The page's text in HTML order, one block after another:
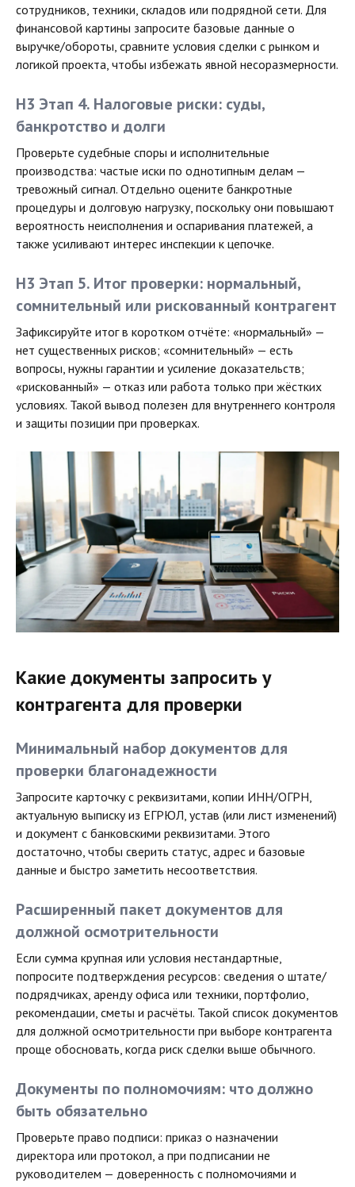
сотрудников, техники, складов или подрядной сети. Для
финансовой картины запросите базовые данные о
выручке/обороты, сравните условия сделки с рынком и
логикой проекта, чтобы избежать явной несоразмерности.
H3 Этап 4. Налоговые риски: суды,
банкротство и долги
Проверьте судебные споры и исполнительные
производства: частые иски по однотипным делам —
тревожный сигнал. Отдельно оцените банкротные
процедуры и долговую нагрузку, поскольку они повышают
вероятность неисполнения и оспаривания платежей, а
также усиливают интерес инспекции к цепочке.
H3 Этап 5. Итог проверки: нормальный,
сомнительный или рискованный контрагент
Зафиксируйте итог в коротком отчёте: «нормальный» —
нет существенных рисков; «сомнительный» — есть
вопросы, нужны гарантии и усиление доказательств;
«рискованный» — отказ или работа только при жёстких
условиях. Такой вывод полезен для внутреннего контроля
и защиты позиции при проверках.
Какие документы запросить у
контрагента для проверки
Минимальный набор документов для
проверки благонадежности
Запросите карточку с реквизитами, копии ИНН/ОГРН,
актуальную выписку из ЕГРЮЛ, устав (или лист изменений)
и документ с банковскими реквизитами. Этого
достаточно, чтобы сверить статус, адрес и базовые
данные и быстро заметить несоответствия.
Расширенный пакет документов для
должной осмотрительности
Если сумма крупная или условия нестандартные,
попросите подтверждения ресурсов: сведения о штате/
подрядчиках, аренду офиса или техники, портфолио,
рекомендации, сметы и расчёты. Такой список документов
для должной осмотрительности при выборе контрагента
проще обосновать, когда риск сделки выше обычного.
Документы по полномочиям: что должно
быть обязательно
Проверьте право подписи: приказ о назначении
директора или протокол, а при подписании не
руководителем — доверенность с полномочиями и